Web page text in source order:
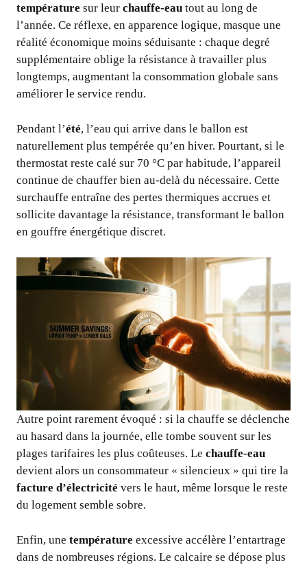
température sur leur chauffe-eau tout au long de
l’année. Ce réflexe, en apparence logique, masque une
réalité économique moins séduisante : chaque degré
supplémentaire oblige la résistance à travailler plus
longtemps, augmentant la consommation globale sans
améliorer le service rendu.
Pendant l’été, l’eau qui arrive dans le ballon est
naturellement plus tempérée qu’en hiver. Pourtant, si le
thermostat reste calé sur 70 °C par habitude, l’appareil
continue de chauffer bien au-delà du nécessaire. Cette
surchauffe entraîne des pertes thermiques accrues et
sollicite davantage la résistance, transformant le ballon
en gouffre énergétique discret.
Autre point rarement évoqué : si la chauffe se déclenche
au hasard dans la journée, elle tombe souvent sur les
plages tarifaires les plus coûteuses. Le chauffe-eau
devient alors un consommateur « silencieux » qui tire la
facture d’électricité vers le haut, même lorsque le reste
du logement semble sobre.
Enfin, une température excessive accélère l’entartrage
dans de nombreuses régions. Le calcaire se dépose plus